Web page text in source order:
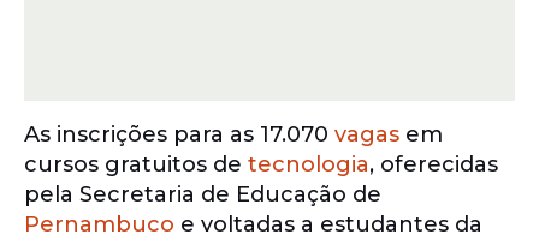
As inscrições para as 17.070 vagas em
cursos gratuitos de tecnologia, oferecidas
pela Secretaria de Educação de
Pernambuco e voltadas a estudantes da